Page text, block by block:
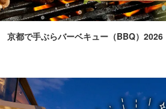
京都で手ぶらバーベキュー（BBQ）2026